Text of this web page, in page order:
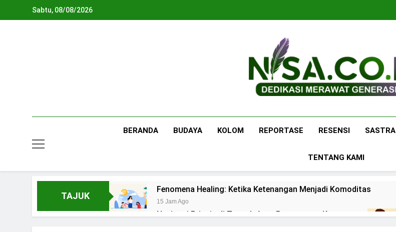
Sabtu, 08/08/2026
Nisa.co.id
BERANDA BUDAYA KOLOM REPORTASE RESENSI SASTRA
TENTANG KAMI
TAJUK
Fenomena Healing: Ketika Ketenangan Menjadi Komoditas
15 Jam Ago
Navigasi Prinsip di Tengah Arus Pertemanan Kampus